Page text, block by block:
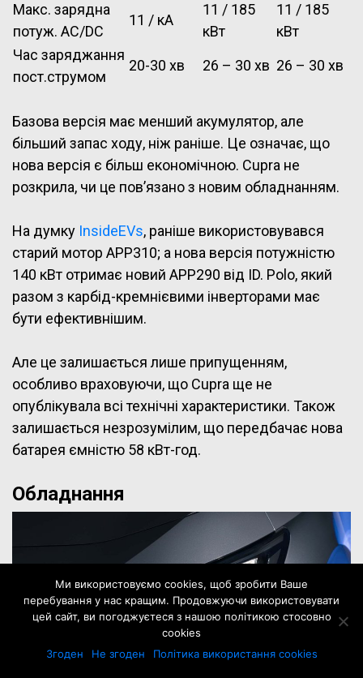
Макс. зарядна
потуж. AC/DC
11 / кА
11 / 185
кВт
11 / 185
кВт
Час заряджання
пост.струмом
20-30 хв 26 – 30 хв 26 – 30 хв
Базова версія має менший акумулятор, але
більший запас ходу, ніж раніше. Це означає, що
нова версія є більш економічною. Cupra не
розкрила, чи це пов’язано з новим обладнанням.
На думку InsideEVs, раніше використовувався
старий мотор APP310; а нова версія потужністю
140 кВт отримає новий APP290 від ID. Polo, який
разом з карбід-кремнієвими інверторами має
бути ефективнішим.
Але це залишається лише припущенням,
особливо враховуючи, що Cupra ще не
опублікувала всі технічні характеристики. Також
залишається незрозумілим, що передбачає нова
батарея ємністю 58 кВт-год.
Обладнання
Ми використовуємо cookies, щоб зробити Ваше
перебування у нас кращим. Продовжуючи використовувати
цей сайт, ви погоджуєтеся з нашою політикою стосовно
cookies
Згоден
Не згоден Політика використання cookies